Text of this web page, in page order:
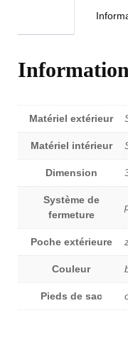
Matériel extérieur
Matériel intérieur
Dimension
Système de
fermeture
Poche extérieure
Couleur
Pieds de sac